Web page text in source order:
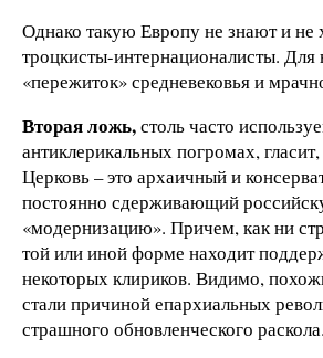
Однако такую Европу не знают и не
троцкисты-интернационалисты. Для
«пережиток» средневековья и
Вторая ложь,столь часто
антиклерикальных погромах,
Церковь – это архаичный и
постоянно сдерживающий
«модернизацию». Причем, как ни
той или иной форме находит
некоторых клириков. Видимо,
стали причиной епархиальных
страшного обновленческого раскола.